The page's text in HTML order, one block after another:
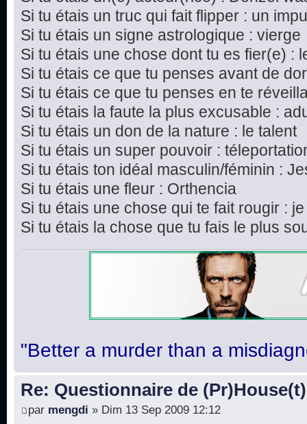
Si tu étais un truc qui fait flipper : un
Si tu étais un signe astrologique : vierge
Si tu étais une chose dont tu es fier(e) :
Si tu étais ce que tu penses avant de
Si tu étais ce que tu penses en te
Si tu étais la faute la plus excusable :
Si tu étais un don de la nature : le talent
Si tu étais un super pouvoir :
Si tu étais ton idéal masculin/féminin :
Si tu étais une fleur : Orthencia
Si tu étais une chose qui te fait rougir :
Si tu étais la chose que tu fais le plus
"Better a murder than a
Re: Questionnaire de (Pr)House(t)
par mengdi » Dim 13 Sep 2009 12:12